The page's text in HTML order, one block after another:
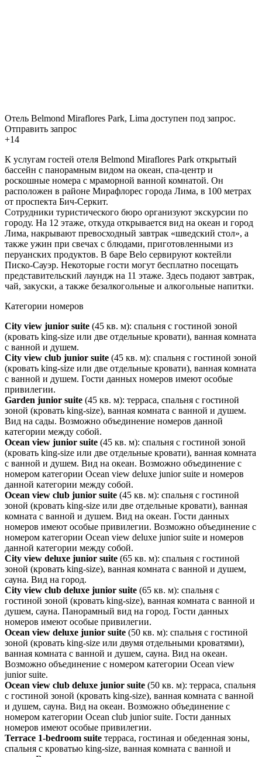
Отель Belmond Miraflores Park, Lima доступен под запрос.
Отправить запрос
+14
К услугам гостей отеля Belmond Miraflores Park открытый
бассейн с панорамным видом на океан, спа-центр и
роскошные номера с мраморной ванной комнатой. Он
расположен в районе Мирафлорес города Лима, ​​в 100 метрах
от проспекта Бич-Серкит.
Сотрудники туристического бюро организуют экскурсии по
городу. На 12 этаже, откуда открывается вид на океан и город
Лима, накрывают превосходный завтрак «шведский стол», а
также ужин при свечах с блюдами, приготовленными из
перуанских продуктов. В баре Belo сервируют коктейли
Писко-Сауэр. Некоторые гости могут бесплатно посещать
представительский лаундж на 11 этаже. Здесь подают завтрак,
чай, закуски, а также безалкогольные и алкогольные напитки.
Категории номеров
City view junior suite (45 кв. м): спальня с гостиной зоной
(кровать king-size или две отдельные кровати), ванная комната
с ванной и душем.
City view club junior suite (45 кв. м): спальня с гостиной зоной
(кровать king-size или две отдельные кровати), ванная комната
с ванной и душем. Гости данных номеров имеют особые
привилегии.
Garden junior suite (45 кв. м): терраса, спальня с гостиной
зоной (кровать king-size), ванная комната с ванной и душем.
Вид на сады. Возможно объединение номеров данной
категории между собой.
Ocean view junior suite (45 кв. м): спальня с гостиной зоной
(кровать king-size или две отдельные кровати), ванная комната
с ванной и душем. Вид на океан. Возможно объединение с
номером категории Ocean view deluxe junior suite и номеров
данной категории между собой.
Ocean view club junior suite (45 кв. м): спальня с гостиной
зоной (кровать king-size или две отдельные кровати), ванная
комната с ванной и душем. Вид на океан. Гости данных
номеров имеют особые привилегии. Возможно объединение с
номером категории Ocean view deluxe junior suite и номеров
данной категории между собой.
City view deluxe junior suite (65 кв. м): спальня с гостиной
зоной (кровать king-size), ванная комната с ванной и душем,
сауна. Вид на город.
City view club deluxe junior suite (65 кв. м): спальня с
гостиной зоной (кровать king-size), ванная комната с ванной и
душем, сауна. Панорамный вид на город. Гости данных
номеров имеют особые привилегии.
Ocean view deluxe junior suite (50 кв. м): спальня с гостиной
зоной (кровать king-size или двумя отдельными кроватями),
ванная комната с ванной и душем, сауна. Вид на океан.
Возможно объединение с номером категории Ocean view
junior suite.
Ocean view club deluxe junior suite (50 кв. м): терраса, спальня
с гостиной зоной (кровать king-size), ванная комната с ванной
и душем, сауна. Вид на океан. Возможно объединение с
номером категории Ocean club junior suite. Гости данных
номеров имеют особые привилегии.
Terrace 1-bedroom suite терраса, гостиная и обеденная зоны,
спальня с кроватью king-size, ванная комната с ванной и